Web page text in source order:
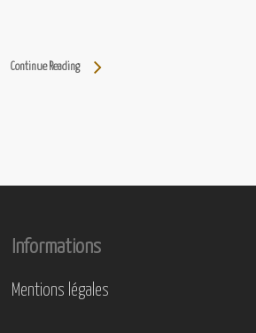
Continue Reading
Informations
Mentions légales